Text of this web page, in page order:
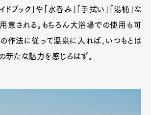
WatchFashion
GourmetCars
ブック」や「水呑み」「手拭い」「湯桶」な
意される。もちろん大浴場での使用も可
の作法に従って温泉に入れば、いつもとは
新たな魅力を感じるはず。